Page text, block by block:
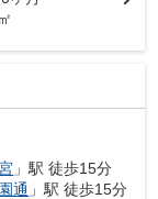
」駅 徒歩15分
通 」駅 徒歩15分